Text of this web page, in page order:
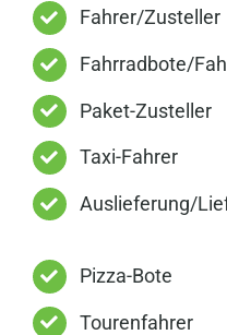
Fahrer/Zusteller
Fahrradbote/
Paket-Zusteller
Taxi-Fahrer
Auslieferung/
Pizza-Bote
Tourenfahrer